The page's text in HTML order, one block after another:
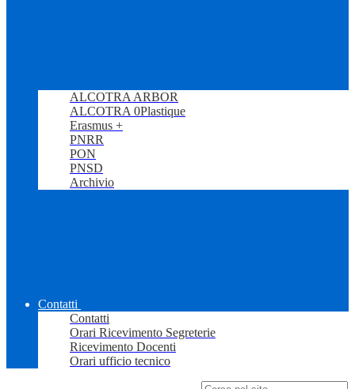
ALCOTRA ARBOR
ALCOTRA 0Plastique
Erasmus +
PNRR
PON
PNSD
Archivio
Contatti
Contatti
Orari Ricevimento Segreterie
Ricevimento Docenti
Orari ufficio tecnico